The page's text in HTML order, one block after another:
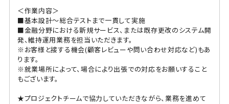
＜作業内容＞
■基本設計～総合テストまで一貫して実施
■金融分野における新規サービス、または既存更改のシステム開
発、維持運用業務を担当いただきます。
※お客様と接する機会(顧客レビューや問い合わせ対応など)もあ
ります。
※就業場所によって、場合により出張での対応をお願いすること
もございます。
★プロジェクトチームで協力していただきながら、業務を進めて